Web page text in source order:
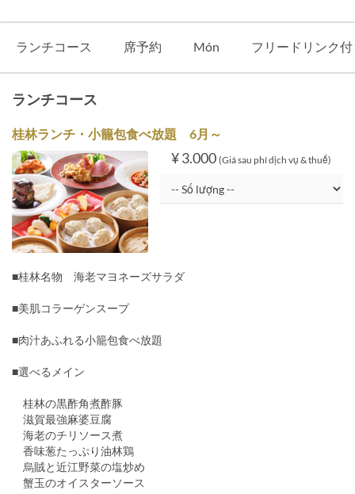
ランチコース 席予約 Món フリードリンク
ランチコース
桂林ランチ・小籠包食べ放題 6月～
¥ 3.000 (Giá sau phí dịch vụ & thuế)
■桂林名物 海老マヨネーズサラダ
■美肌コラーゲンスープ
■肉汁あふれる小籠包食べ放題
■選べるメイン
桂林の黒酢角煮酢豚
滋賀最強麻婆豆腐
海老のチリソース煮
香味葱たっぷり油林鶏
烏賊と近江野菜の塩炒め
蟹玉のオイスターソース